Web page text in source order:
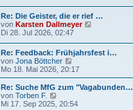
r
a
g
B
e
i
r
a
g
t
e
r
B
e
t
r
a
Re: Die Geister, die er rief …
von Karsten Dallmeyer
e
s
r
B
Di 28. Jul 2026, 02:47
Re: Feedback: Frühjahrsfest i…
von Jona Böttcher
e
u
e
t
Mo 18. Mai 2026, 20:17
Re: Suche MfG zum "Vagabunden…
von Torben F.
e
Mi 17. Sep 2025, 20:54